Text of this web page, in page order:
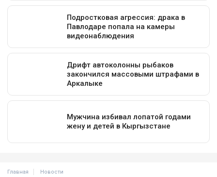
Главная Новости